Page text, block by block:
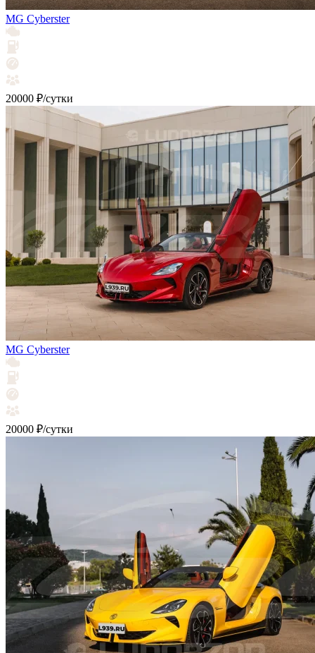
MG Cyberster
20000 ₽/сутки
MG Cyberster
20000 ₽/сутки